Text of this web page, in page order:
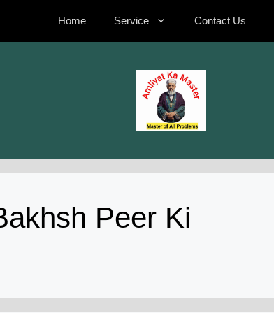
Home Service Contact Us
Peer Ki